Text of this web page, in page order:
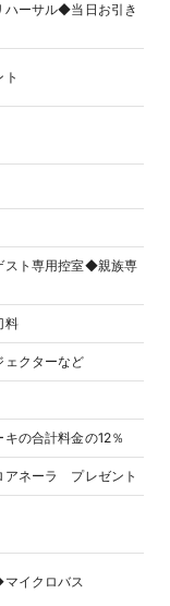
ーサル◆当日お引き
ト専用控室◆親族専
料
クターなど
の合計料金の12％
アネーラ プレゼント
イクロバス